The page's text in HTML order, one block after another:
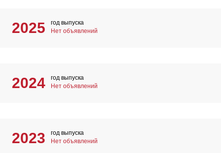
2025
год выпуска
Нет объявлений
2024
год выпуска
Нет объявлений
2023
год выпуска
Нет объявлений